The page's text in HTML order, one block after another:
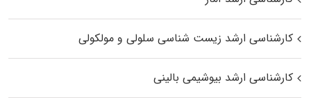
کارشناسی ارشد زیست شناسی سلولی و مولکولی
کارشناسی ارشد بیوشیمی بالینی